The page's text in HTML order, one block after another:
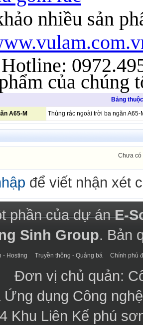
nhiều sản
của chúng
Bảng
A65-M
Thùng rác ngoài trời ba ngăn A65-
Chưa có
để viết nhận xét
phần của dự ánE-
Sinh Group. Bản
- Hosting Truyền thông - Quảng bá Chính phủ
Đơn vị chủ quản:
Ứng dụng Công
Khu Liên Kế phú